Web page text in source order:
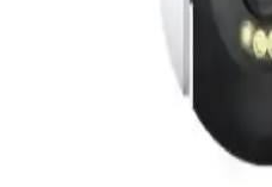
Xenon Smart 3MP 1080p Full
yönlü iletişim ve geniş alan
güvenliğinizi en üst seviyeye taşır.
Bosch BCS711XXL
Güvenilir İzleme Çözümü